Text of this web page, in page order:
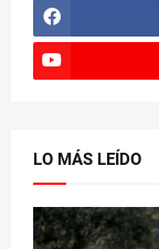
LO MÁS LEÍDO